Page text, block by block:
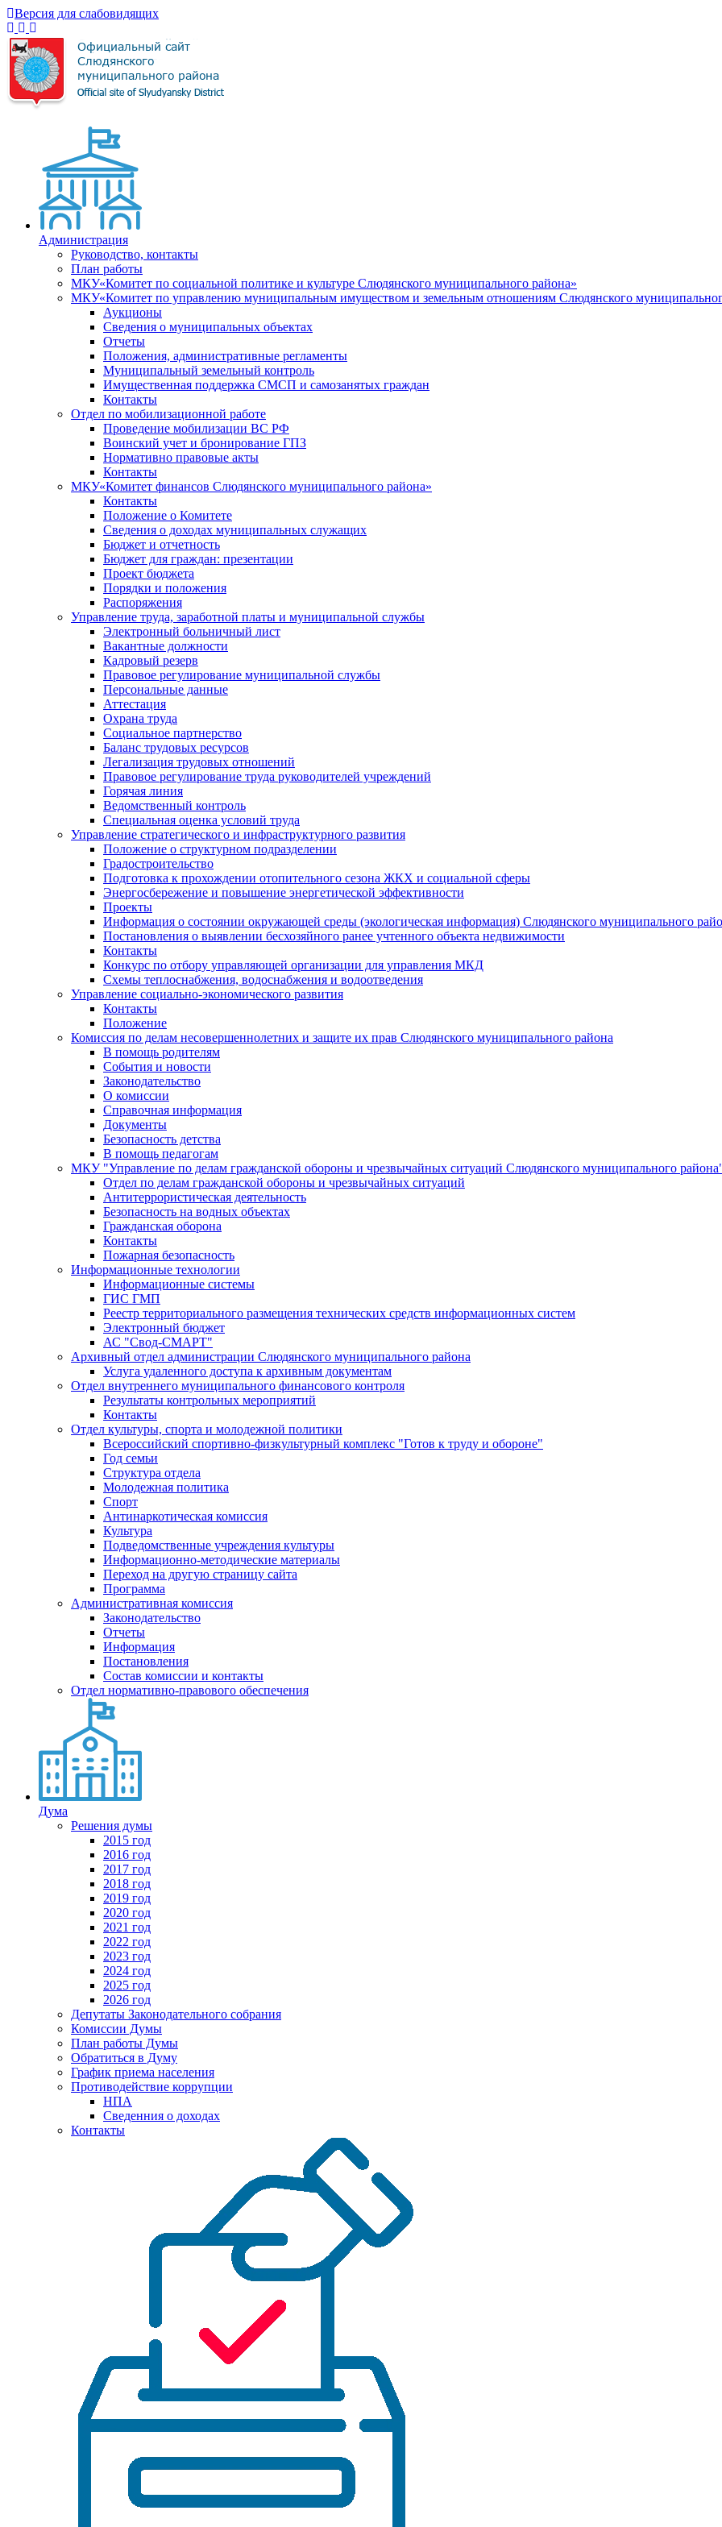
Версия для слабовидящих
Администрация
Руководство, контакты
План работы
МКУ«Комитет по социальной политике и культуре Слюдянского муниципального района»
МКУ«Комитет по управлению муниципальным имуществом и земельным отношениям Слюдянского
Аукционы
Сведения о муниципальных объектах
Отчеты
Положения, административные регламенты
Муниципальный земельный контроль
Имущественная поддержка СМСП и самозанятых граждан
Контакты
Отдел по мобилизационной работе
Проведение мобилизации ВС РФ
Воинский учет и бронирование ГПЗ
Нормативно правовые акты
Контакты
МКУ«Комитет финансов Слюдянского муниципального района»
Контакты
Положение о Комитете
Сведения о доходах муниципальных служащих
Бюджет и отчетность
Бюджет для граждан: презентации
Проект бюджета
Порядки и положения
Распоряжения
Управление труда, заработной платы и муниципальной службы
Электронный больничный лист
Вакантные должности
Кадровый резерв
Правовое регулирование муниципальной службы
Персональные данные
Аттестация
Охрана труда
Социальное партнерство
Баланс трудовых ресурсов
Легализация трудовых отношений
Правовое регулирование труда руководителей учреждений
Горячая линия
Ведомственный контроль
Специальная оценка условий труда
Управление стратегического и инфраструктурного развития
Положение о структурном подразделении
Градостроительство
Подготовка к прохождении отопительного сезона ЖКХ и социальной сферы
Энергосбережение и повышение энергетической эффективности
Проекты
Информация о состоянии окружающей среды (экологическая информация) Слюдянского муниципального
Постановления о выявлении бесхозяйного ранее учтенного объекта недвижимости
Контакты
Конкурс по отбору управляющей организации для управления МКД
Схемы теплоснабжения, водоснабжения и водоотведения
Управление социально-экономического развития
Контакты
Положение
Комиссия по делам несовершеннолетних и защите их прав Слюдянского муниципального района
В помощь родителям
События и новости
Законодательство
О комиссии
Справочная информация
Документы
Безопасность детства
В помощь педагогам
МКУ "Управление по делам гражданской обороны и чрезвычайных ситуаций Слюдянского муниципального
Отдел по делам гражданской обороны и чрезвычайных ситуаций
Антитеррористическая деятельность
Безопасность на водных объектах
Гражданская оборона
Контакты
Пожарная безопасность
Информационные технологии
Информационные системы
ГИС ГМП
Реестр территориального размещения технических средств информационных систем
Электронный бюджет
АС "Свод-СМАРТ"
Архивный отдел администрации Слюдянского муниципального района
Услуга удаленного доступа к архивным документам
Отдел внутреннего муниципального финансового контроля
Результаты контрольных мероприятий
Контакты
Отдел культуры, спорта и молодежной политики
Всероссийский спортивно-физкультурный комплекс "Готов к труду и обороне"
Год семьи
Структура отдела
Молодежная политика
Спорт
Антинаркотическая комиссия
Культура
Подведомственные учреждения культуры
Информационно-методические материалы
Переход на другую страницу сайта
Программа
Административная комиссия
Законодательство
Отчеты
Информация
Постановления
Состав комиссии и контакты
Отдел нормативно-правового обеспечения
Дума
Решения думы
2015 год
2016 год
2017 год
2018 год
2019 год
2020 год
2021 год
2022 год
2023 год
2024 год
2025 год
2026 год
Депутаты Законодательного собрания
Комиссии Думы
План работы Думы
Обратиться в Думу
График приема населения
Противодействие коррупции
НПА
Сведенния о доходах
Контакты